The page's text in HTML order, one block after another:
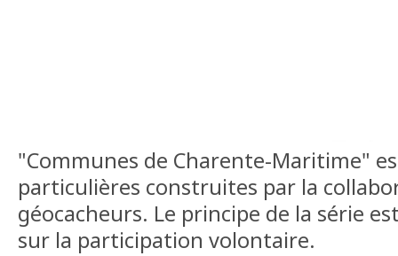
"Communes de Charente-Maritime"
particulières construites par la
géocacheurs. Le principe de la série
sur la participation volontaire.